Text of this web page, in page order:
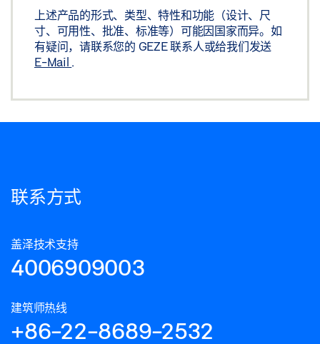
上述产品的形式、类型、特性和功能（设计、尺
寸、可用性、批准、标准等）可能因国家而异。如
有疑问，请联系您的 GEZE 联系人或给我们发送
E-Mail
联系方式
盖泽技术支持
4006909003
建筑师热线
+86-22-8689-2532